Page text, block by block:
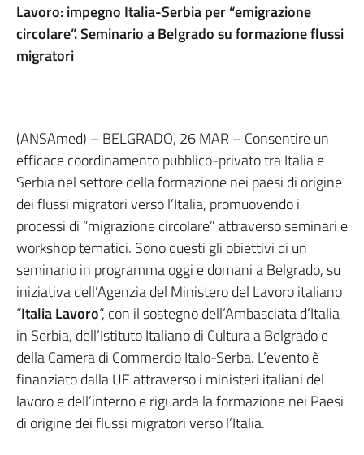
Lavoro: impegno Italia-Serbia per “emigrazione
circolare”. Seminario a Belgrado su formazione flussi
migratori
(ANSAmed) – BELGRADO, 26 MAR – Consentire un
efficace coordinamento pubblico-privato tra Italia e
Serbia nel settore della formazione nei paesi di origine
dei flussi migratori verso l’Italia, promuovendo i
processi di “migrazione circolare” attraverso seminari e
workshop tematici. Sono questi gli obiettivi di un
seminario in programma oggi e domani a Belgrado, su
iniziativa dell’Agenzia del Ministero del Lavoro italiano
“Italia Lavoro“, con il sostegno dell’Ambasciata d’Italia
in Serbia, dell’Istituto Italiano di Cultura a Belgrado e
della Camera di Commercio Italo-Serba. L’evento è
finanziato dalla UE attraverso i ministeri italiani del
lavoro e dell’interno e riguarda la formazione nei Paesi
di origine dei flussi migratori verso l’Italia.